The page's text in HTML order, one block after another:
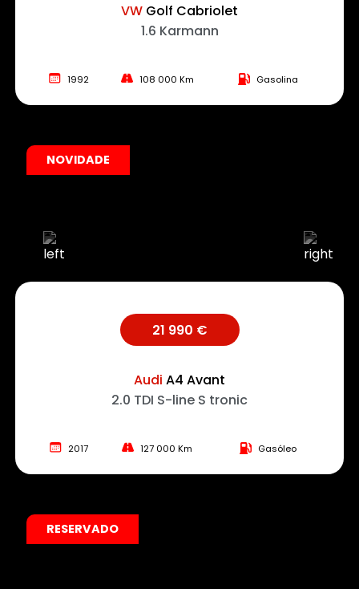
VW Golf Cabriolet
1.6 Karmann
1992 108 000 Km Gasolina
21 990 €
Audi A4 Avant
2.0 TDI S-line S tronic
2017 127 000 Km Gasóleo
NOVIDADE
RESERVADO